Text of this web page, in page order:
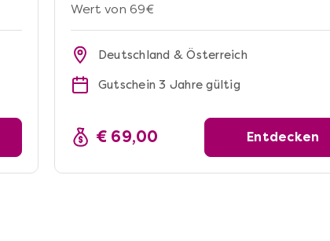
Wert von 69€
Deutschland & Österreich
Gutschein 3 Jahre gültig
€ 69,00 Entdecken